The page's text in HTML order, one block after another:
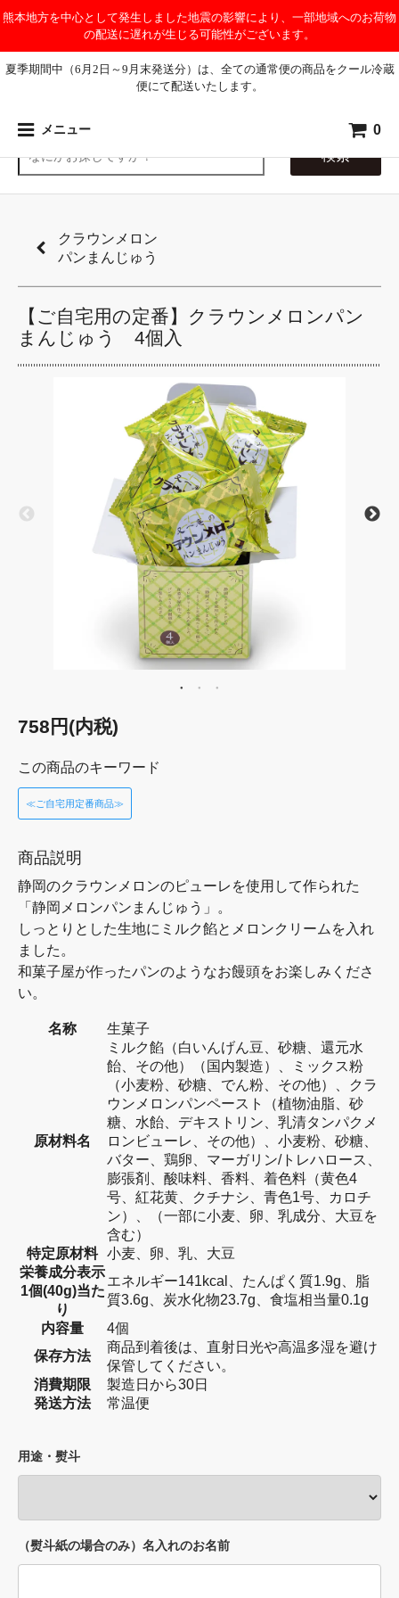
熊本地方を中心として発生しました地震の影響により、一部地域へのお荷物
の配送に遅れが生じる可能性がございます。
夏季期間中（6月2日～9月末発送分）は、全ての通常便の商品をクール冷蔵
便にて配送いたします。
メニュー
0
検索
クラウンメロン
パンまんじゅう
【ご自宅用の定番】クラウンメロンパン
まんじゅう 4個入
758円(内税)
この商品のキーワード
≪ご自宅用定番商品≫
商品説明
静岡のクラウンメロンのピューレを使用して作られた
「静岡メロンパンまんじゅう」。
しっとりとした生地にミルク餡とメロンクリームを入れ
ました。
和菓子屋が作ったパンのようなお饅頭をお楽しみくださ
い。
名称 生菓子
原材料名
ミルク餡（白いんげん豆、砂糖、還元水
飴、その他）（国内製造）、ミックス粉
（小麦粉、砂糖、でん粉、その他）、クラ
ウンメロンパンペースト（植物油脂、砂
糖、水飴、デキストリン、乳清タンパクメ
ロンビューレ、その他）、小麦粉、砂糖、
バター、鶏卵、マーガリン/トレハロース、
膨張剤、酸味料、香料、着色料（黄色4
号、紅花黄、クチナシ、青色1号、カロチ
ン）、（一部に小麦、卵、乳成分、大豆を
含む）
特定原材料 小麦、卵、乳、大豆
栄養成分表示
1個(40g)当た
り
エネルギー141kcal、たんぱく質1.9g、脂
質3.6g、炭水化物23.7g、食塩相当量0.1g
内容量
4個
保存方法
商品到着後は、直射日光や高温多湿を避け
保管してください。
消費期限
製造日から30日
発送方法
常温便
用途・熨斗
（熨斗紙の場合のみ）名入れのお名前